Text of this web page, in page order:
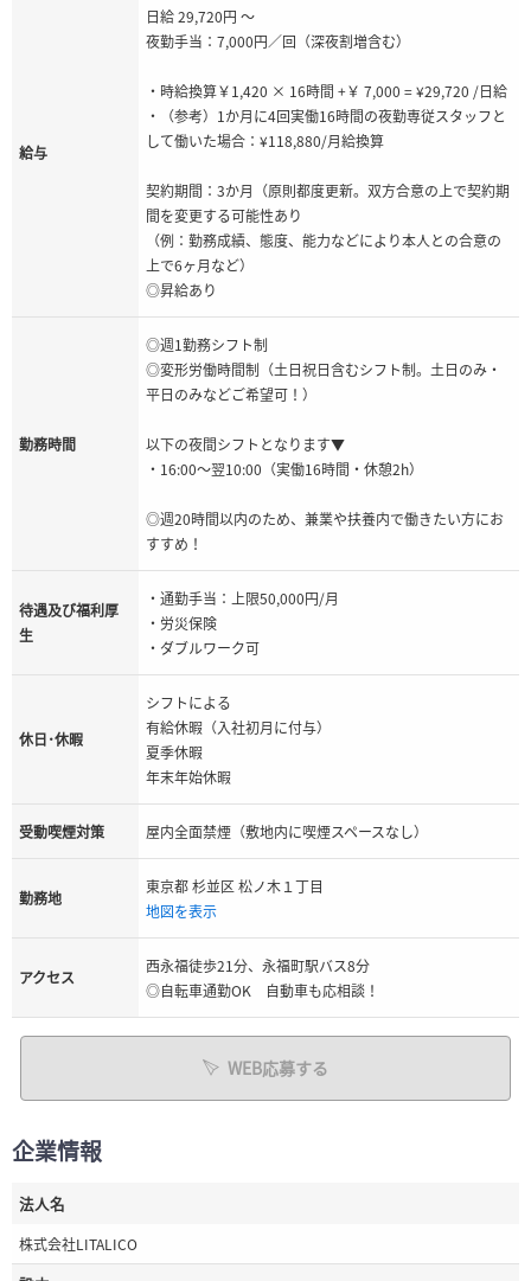
給与
日給 29,720円 ～
夜勤手当：7,000円／回（深夜割増含む）
・時給換算￥1,420 × 16時間 +￥ 7,000 = ¥29,720 /日給
・（参考）1か月に4回実働16時間の夜勤専従スタッフと
して働いた場合：¥118,880/月給換算
契約期間：3か月（原則都度更新。双方合意の上で契約期
間を変更する可能性あり
（例：勤務成績、態度、能力などにより本人との合意の
上で6ヶ月など）
◎昇給あり
勤務時間
◎週1勤務シフト制
◎変形労働時間制（土日祝日含むシフト制。土日のみ・
平日のみなどご希望可！）
以下の夜間シフトとなります▼
・16:00～翌10:00（実働16時間・休憩2h）
◎週20時間以内のため、兼業や扶養内で働きたい方にお
すすめ！
待遇及び福利厚
生
・通勤手当：上限50,000円/月
・労災保険
・ダブルワーク可
休日･休暇
シフトによる
有給休暇（入社初月に付与）
夏季休暇
年末年始休暇
受動喫煙対策 屋内全面禁煙（敷地内に喫煙スペースなし）
勤務地
東京都 杉並区 松ノ木１丁目
地図を表示
アクセス
西永福徒歩21分、永福町駅バス8分
◎自転車通勤OK 自動車も応相談！
WEB応募する
企業情報
法人名
株式会社LITALICO